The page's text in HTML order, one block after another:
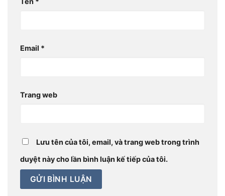
Email *
Trang web
Lưu tên của tôi, email, và trang web trong trình
duyệt này cho lần bình luận kế tiếp của tôi.